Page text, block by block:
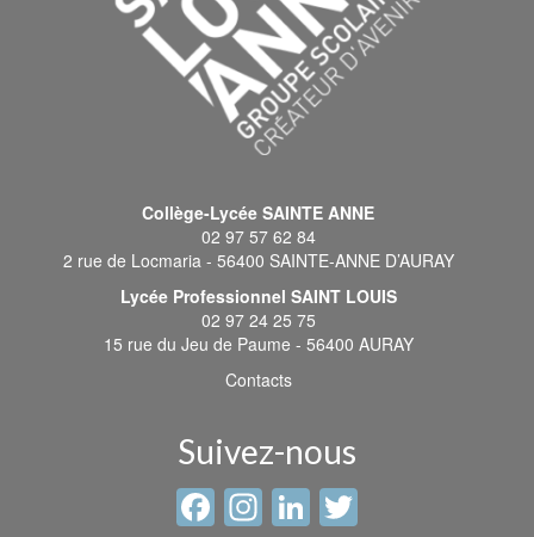
Collège-Lycée SAINTE ANNE
02 97 57 62 84
2 rue de Locmaria - 56400 SAINTE-ANNE D’AURAY
Lycée Professionnel SAINT LOUIS
02 97 24 25 75
15 rue du Jeu de Paume - 56400 AURAY
Contacts
Suivez-nous
Facebook
Instagram
LinkedIn